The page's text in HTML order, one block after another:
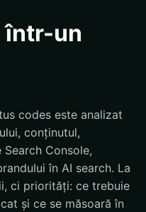
într-un
codes este analizat
conținutul,
Console,
în AI search. La
ci priorități: ce trebuie
și ce se măsoară în